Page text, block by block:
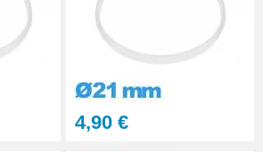
4,90 €